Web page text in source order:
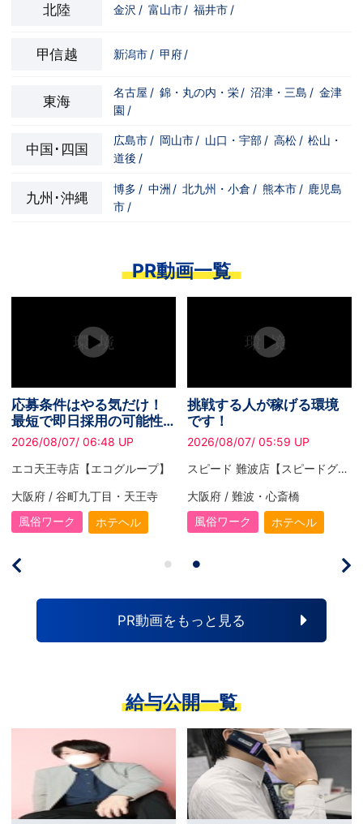
北陸 金沢 / 富山市 / 福井市 /
甲信越 新潟市 / 甲府 /
東海
名古屋 / 錦・丸の内・栄 / 沼津・三島 / 金津
園 /
中国･四国
広島市 / 岡山市 / 山口・宇部 / 高松 / 松山・
道後 /
九州･沖縄
博多 / 中洲 / 北九州・小倉 / 熊本市 / 鹿児島
市 /
PR動画一覧
25年以上続く安心の実績
で、安定してしっかり稼
げるスピードグループで
2026/08/07/ 09:46 UP
スピード梅田【スピードグループ】
大阪府 / 梅田
風俗ワーク
ホテヘル
長く働きたくなる職場の
魅力をお伝えします。
2026/08/07/ 07:51 UP
大阪回春性感エステティーク 谷九店【スピードグループ】
大阪府 / 谷町九丁目・天王寺
風俗ワーク
風俗エステ
PR動画をもっと見る
給与公開一覧